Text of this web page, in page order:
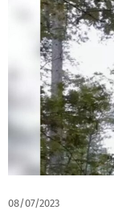
08/07/2023